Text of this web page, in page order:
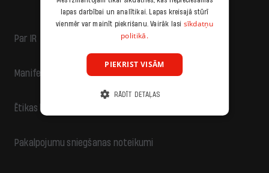
Par IR
Manifests
Ētikas kodekss
Pakalpojumu sniegšanas noteikumi
lapas darbībai un analītikai. Lapas kreisajā stūrī
vienmēr var mainīt piekrišanu. Vairāk lasi sīkdatņu
politikā.
PIEKRIST VISĀM
RĀDĪT DETAĻAS